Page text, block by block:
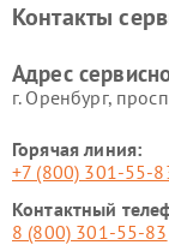
Контакты
Адрес
г. Оренбург,
Горячая линия:
+7 (800) 301-55-
Контактный
8 (800) 301-55-83